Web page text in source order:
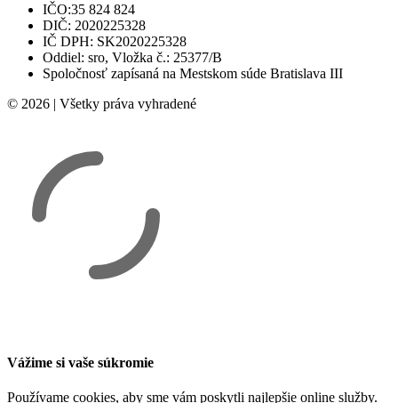
IČO:35 824 824
DIČ: 2020225328
IČ DPH: SK2020225328
Oddiel: sro, Vložka č.: 25377/B
Spoločnosť zapísaná na Mestskom súde Bratislava III
© 2026 | Všetky práva vyhradené
Vážime si vaše súkromie
Používame cookies, aby sme vám poskytli najlepšie online služby.